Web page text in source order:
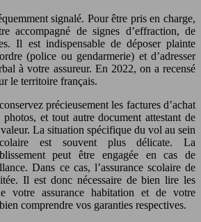
signalé. Pour être pris en charge,
accompagné de signes d’effraction, de
Il est indispensable de déposer plainte
(police ou gendarmerie) et d’adresser
à votre assureur. En 2022, on a recensé
le territoire français.
précieusement les factures d’achat
et tout autre document attestant de
La situation spécifique du vol au sein
est souvent plus délicate. La
peut être engagée en cas de
Dans ce cas, l’assurance scolaire de
Il est donc nécessaire de bien lire les
votre assurance habitation et de votre
comprendre vos garanties respectives.